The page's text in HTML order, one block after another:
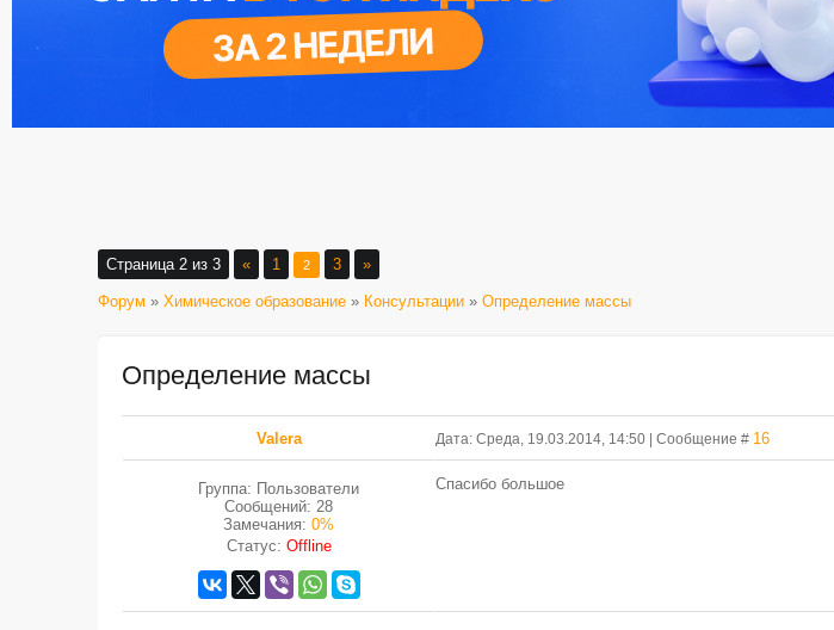
Страница 2 из 3 « 1 2 3 »
Форум » Химическое образование » Консультации » Определение массы
Определение массы
Valera Дата: Среда, 19.03.2014, 14:50 | Сообщение # 16
Группа: Пользователи
Сообщений: 28
Замечания: 0%
Статус: Offline
Спасибо большое